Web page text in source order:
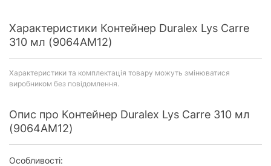
Характеристики Контейнер Duralex Lys Carre
310 мл (9064AM12)
Характеристики та комплектація товару можуть змінюватися
виробником без повідомлення.
Опис про Контейнер Duralex Lys Carre 310 мл
(9064AM12)
Особливості: